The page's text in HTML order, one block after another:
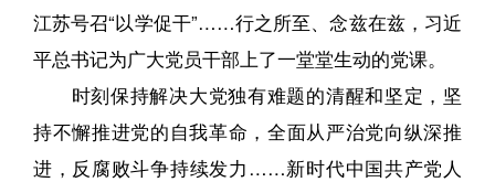
江苏号召“以学促干”……行之所至、念兹在兹，习近
平总书记为广大党员干部上了一堂堂生动的党课。
时刻保持解决大党独有难题的清醒和坚定，坚
持不懈推进党的自我革命，全面从严治党向纵深推
进，反腐败斗争持续发力……新时代中国共产党人